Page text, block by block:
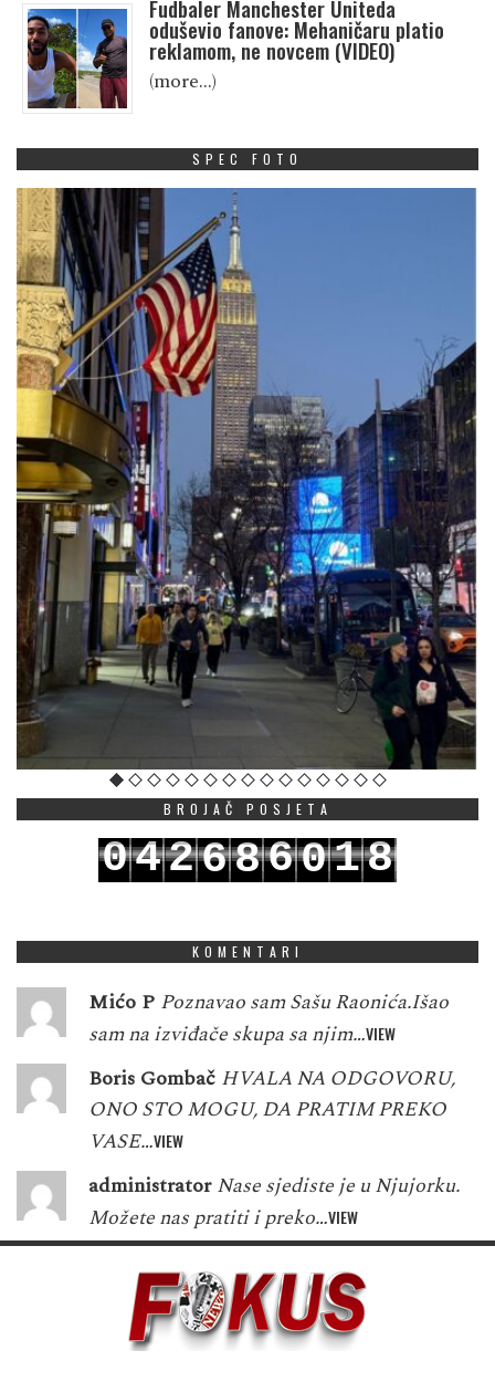
Fudbaler Manchester Uniteda
oduševio fanove: Mehaničaru platio
reklamom, ne novcem (VIDEO)
(more…)
SPEC FOTO
BROJAČ POSJETA
042686018
KOMENTARI
Mićo P Poznavao sam Sašu Raonića.Išao
sam na izviđače skupa sa njim…VIEW
Boris Gombač HVALA NA ODGOVORU,
ONO STO MOGU, DA PRATIM PREKO
VASE…VIEW
administrator Nase sjediste je u Njujorku.
Možete nas pratiti i preko…VIEW